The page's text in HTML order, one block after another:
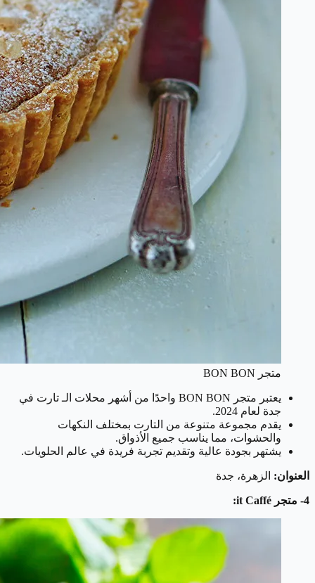
متجر BON BON
يعتبر متجر BON BON واحدًا من أشهر محلات الـ تارت في
جدة لعام 2024.
يقدم مجموعة متنوعة من التارت بمختلف النكهات
والحشوات، مما يناسب جميع الأذواق.
يشتهر بجودة عالية وتقديم تجربة فريدة في عالم الحلويات.
العنوان: الزهرة، جدة
4- متجر it Caffé: